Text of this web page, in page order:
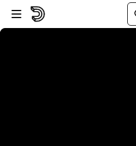
Passer au player
Passer au contenu principal